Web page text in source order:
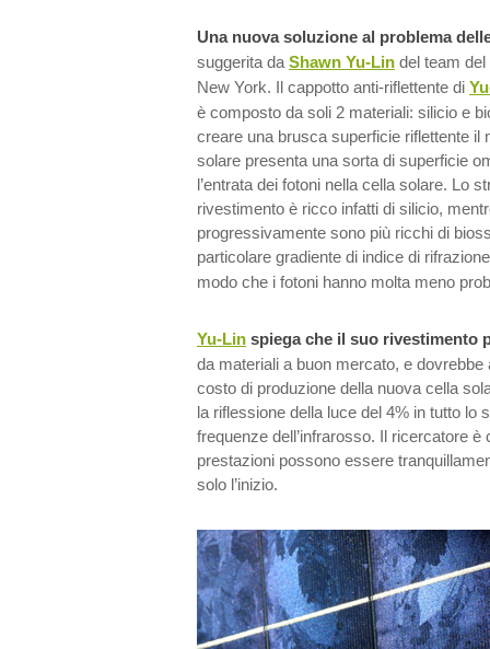
Una nuova soluzione al problema
suggerita da Shawn Yu-Lin del team
New York. Il cappotto anti-riflettente di
è composto da soli 2 materiali: silicio e
creare una brusca superficie riflettente il
solare presenta una sorta di superficie
l’entrata dei fotoni nella cella solare. Lo
rivestimento è ricco infatti di silicio,
progressivamente sono più ricchi di
particolare gradiente di indice di
modo che i fotoni hanno molta meno
Yu-Lin spiega che il suo rivestimento
da materiali a buon mercato, e
costo di produzione della nuova cella
la riflessione della luce del 4% in tutto lo
frequenze dell’infrarosso. Il ricercatore
prestazioni possono essere
solo l’inizio.